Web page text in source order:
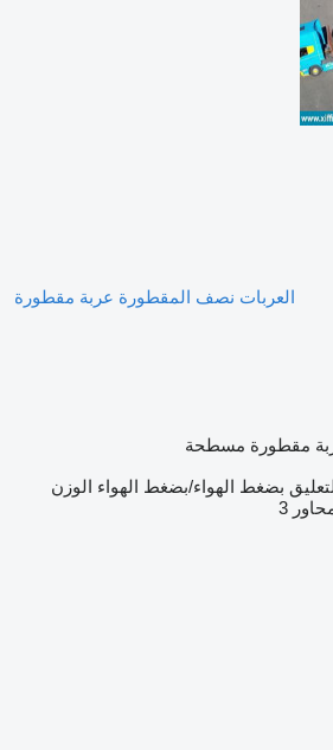
العربات نصف المقطورة عربة مقطورة
مقطورة مسطحة
بضغط الهواء/بضغط الهواء الوزن
3